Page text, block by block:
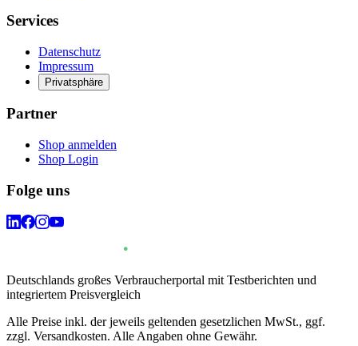
Services
Datenschutz
Impressum
Privatsphäre
Partner
Shop anmelden
Shop Login
Folge uns
Deutschlands großes Verbraucherportal mit Testberichten und
integriertem Preisvergleich
Alle Preise inkl. der jeweils geltenden gesetzlichen MwSt., ggf.
zzgl. Versandkosten. Alle Angaben ohne Gewähr.